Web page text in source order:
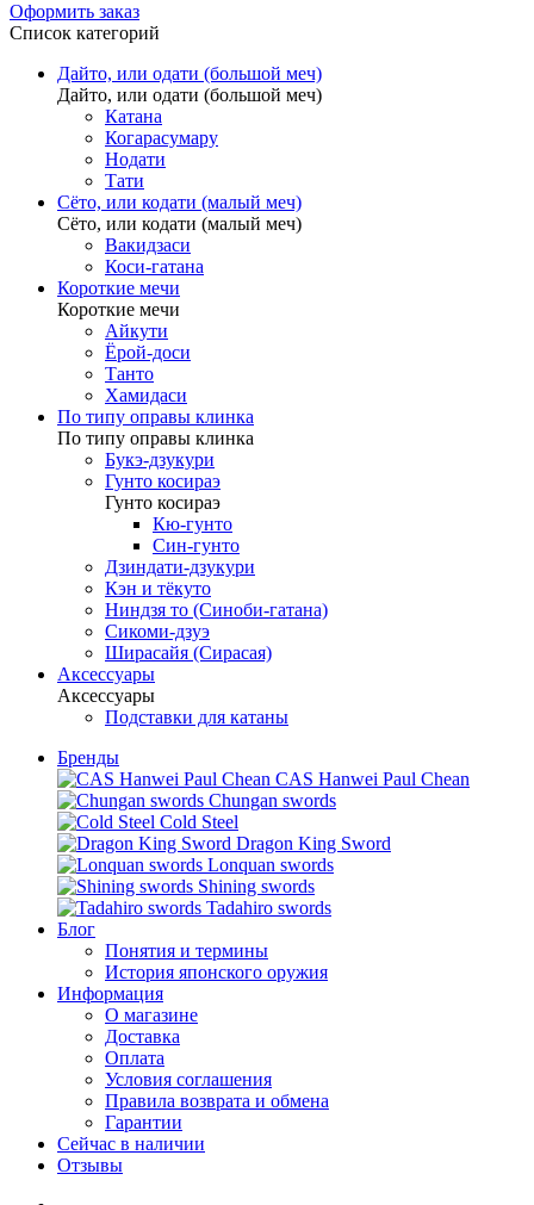
Оформить заказ
Список категорий
Дайто, или одати (большой меч)
Дайто, или одати (большой меч)
Катана
Когарасумару
Нодати
Тати
Сёто, или кодати (малый меч)
Сёто, или кодати (малый меч)
Вакидзаси
Коси-гатана
Короткие мечи
Короткие мечи
Айкути
Ёрой-доси
Танто
Хамидаси
По типу оправы клинка
По типу оправы клинка
Букэ-дзукури
Гунто косираэ
Гунто косираэ
Кю-гунто
Син-гунто
Дзиндати-дзукури
Кэн и тёкуто
Ниндзя то (Синоби-гатана)
Сикоми-дзуэ
Ширасайя (Сирасая)
Аксессуары
Аксессуары
Подставки для катаны
Бренды
CAS Hanwei Paul Chean
Chungan swords
Cold Steel
Dragon King Sword
Lonquan swords
Shining swords
Tadahiro swords
Блог
Понятия и термины
История японского оружия
Информация
О магазине
Доставка
Оплата
Условия соглашения
Правила возврата и обмена
Гарантии
Сейчас в наличии
Отзывы